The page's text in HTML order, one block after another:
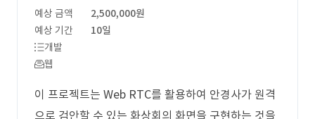
예상 금액
2,500,000원
예상 기간
10일
개발
웹
이 프로젝트는 Web RTC를 활용하여 안경사가 원격
으로 검안할 수 있는 화상회의 화면을 구현하는 것을